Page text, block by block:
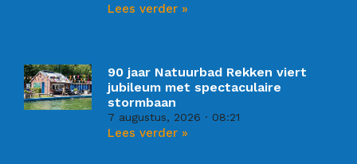
Lees verder »
90 jaar Natuurbad Rekken viert
jubileum met spectaculaire
stormbaan
7 augustus, 2026 08:21
Lees verder »